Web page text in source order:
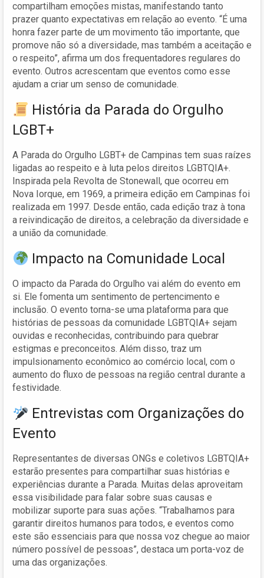
compartilham emoções mistas, manifestando tanto
prazer quanto expectativas em relação ao evento. “É uma
honra fazer parte de um movimento tão importante, que
promove não só a diversidade, mas também a aceitação e
o respeito”, afirma um dos frequentadores regulares do
evento. Outros acrescentam que eventos como esse
ajudam a criar um senso de comunidade.
História da Parada do Orgulho
LGBT+
A Parada do Orgulho LGBT+ de Campinas tem suas raízes
ligadas ao respeito e à luta pelos direitos LGBTQIA+.
Inspirada pela Revolta de Stonewall, que ocorreu em
Nova Iorque, em 1969, a primeira edição em Campinas foi
realizada em 1997. Desde então, cada edição traz à tona
a reivindicação de direitos, a celebração da diversidade e
a união da comunidade.
Impacto na Comunidade Local
O impacto da Parada do Orgulho vai além do evento em
si. Ele fomenta um sentimento de pertencimento e
inclusão. O evento torna-se uma plataforma para que
histórias de pessoas da comunidade LGBTQIA+ sejam
ouvidas e reconhecidas, contribuindo para quebrar
estigmas e preconceitos. Além disso, traz um
impulsionamento econômico ao comércio local, com o
aumento do fluxo de pessoas na região central durante a
festividade.
Entrevistas com Organizações do
Evento
Representantes de diversas ONGs e coletivos LGBTQIA+
estarão presentes para compartilhar suas histórias e
experiências durante a Parada. Muitas delas aproveitam
essa visibilidade para falar sobre suas causas e
mobilizar suporte para suas ações. “Trabalhamos para
garantir direitos humanos para todos, e eventos como
este são essenciais para que nossa voz chegue ao maior
número possível de pessoas”, destaca um porta-voz de
uma das organizações.